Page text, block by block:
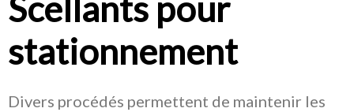
Scellants pour
stationnement
Divers procédés permettent de maintenir les